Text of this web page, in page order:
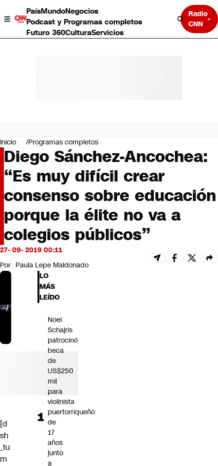
PaísMundoNegocios
Podcast y Programas completos
Futuro 360CulturaServicios
Radio
CNN
Negocios
Deportes
Programas completos
Cultura
Servicios
Bits
CNN tiempo
Futuro 360
Opinión
Inicio Programas completos
Diego Sánchez-Ancochea:
“Es muy difícil crear
consenso sobre educación
porque la élite no va a
colegios públicos”
27- 09- 2019 00:11
Por Paula Lepe Maldonado
[d
sh
_tu
m
LO
MÁS
LEÍDO
Noel
Schajris
patrocinó
beca
de
US$250
mil
para
violinista
puertorriqueño
de
17
años
junto
a